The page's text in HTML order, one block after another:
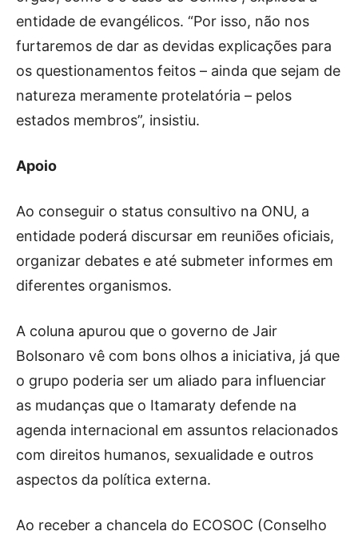
entidade de evangélicos. “Por isso, não nos
furtaremos de dar as devidas explicações para
os questionamentos feitos – ainda que sejam de
natureza meramente protelatória – pelos
estados membros”, insistiu.
Apoio
Ao conseguir o status consultivo na ONU, a
entidade poderá discursar em reuniões oficiais,
organizar debates e até submeter informes em
diferentes organismos.
A coluna apurou que o governo de Jair
Bolsonaro vê com bons olhos a iniciativa, já que
o grupo poderia ser um aliado para influenciar
as mudanças que o Itamaraty defende na
agenda internacional em assuntos relacionados
com direitos humanos, sexualidade e outros
aspectos da política externa.
Ao receber a chancela do ECOSOC (Conselho